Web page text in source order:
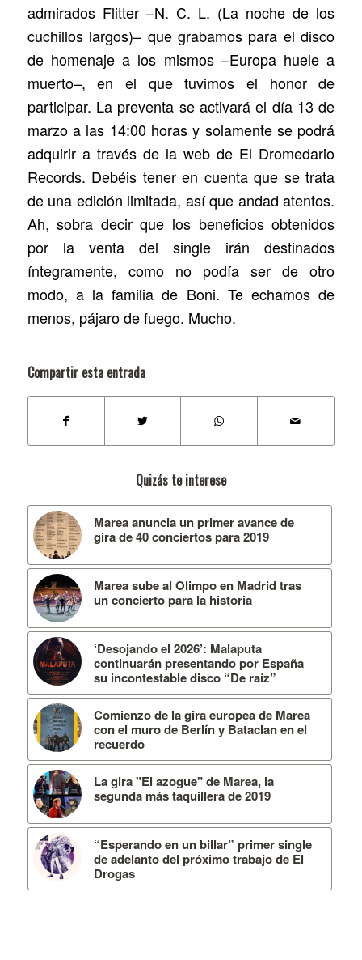
admirados Flitter –N. C. L. (La noche de los
cuchillos largos)– que grabamos para el disco
de homenaje a los mismos –Europa huele a
muerto–, en el que tuvimos el honor de
participar. La preventa se activará el día 13 de
marzo a las 14:00 horas y solamente se podrá
adquirir a través de la web de El Dromedario
Records. Debéis tener en cuenta que se trata
de una edición limitada, así que andad atentos.
Ah, sobra decir que los beneficios obtenidos
por la venta del single irán destinados
íntegramente, como no podía ser de otro
modo, a la familia de Boni. Te echamos de
menos, pájaro de fuego. Mucho.
Compartir esta entrada
Quizás te interese
Marea anuncia un primer avance de
gira de 40 conciertos para 2019
Marea sube al Olimpo en Madrid tras
un concierto para la historia
‘Desojando el 2026’: Malaputa
continuarán presentando por España
su incontestable disco “De raíz”
Comienzo de la gira europea de Marea
con el muro de Berlín y Bataclan en el
recuerdo
La gira "El azogue" de Marea, la
segunda más taquillera de 2019
“Esperando en un billar” primer single
de adelanto del próximo trabajo de El
Drogas